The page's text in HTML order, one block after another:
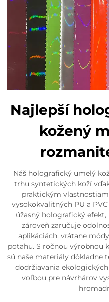
Najlepší
kožený
Náš holografický umelý
trhu syntetických koží
praktickým
vysokokvalitných PU a
úžasný holografický
zároveň zaručuje
aplikáciách, vrátane
potahu. S ročnou výrobnou
sú naše materiály dôkladne
dodržiavania
voľbou pre návrhárov